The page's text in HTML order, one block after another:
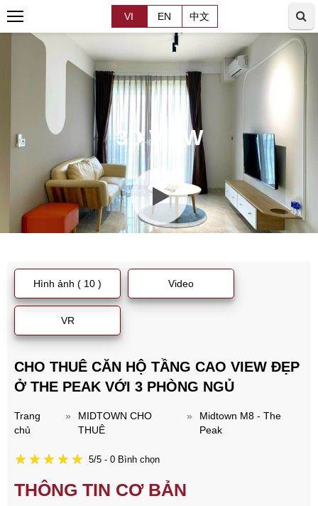
VI EN 中文
3D VIEW
Hình ảnh ( 10 ) Video
VR
CHO THUÊ CĂN HỘ TẦNG CAO VIEW ĐẸP
Ở THE PEAK VỚI 3 PHÒNG NGỦ
Trang
chủ
»
MIDTOWN CHO
THUÊ
»
Midtown M8 - The
Peak
5/5 - 0 Bình chọn
THÔNG TIN CƠ BẢN